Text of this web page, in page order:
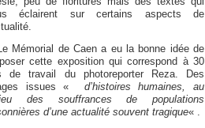
éclairent sur certains aspects de
Mémorial de Caen a eu la bonne idée de
cette exposition qui correspond à 30
de travail du photoreporter Reza. Des
issues «
d’histoires humaines, au
des souffrances de populations
d’une actualité souvent tragique« .